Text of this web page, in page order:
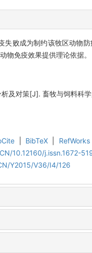
败成为制约该牧区动物
物免疫效果提供理论依据。
及对策[J]. 畜牧与饲料科
BibTeX
RefWorks
10.12160/j.issn.1672-
Y2015/V36/I4/126